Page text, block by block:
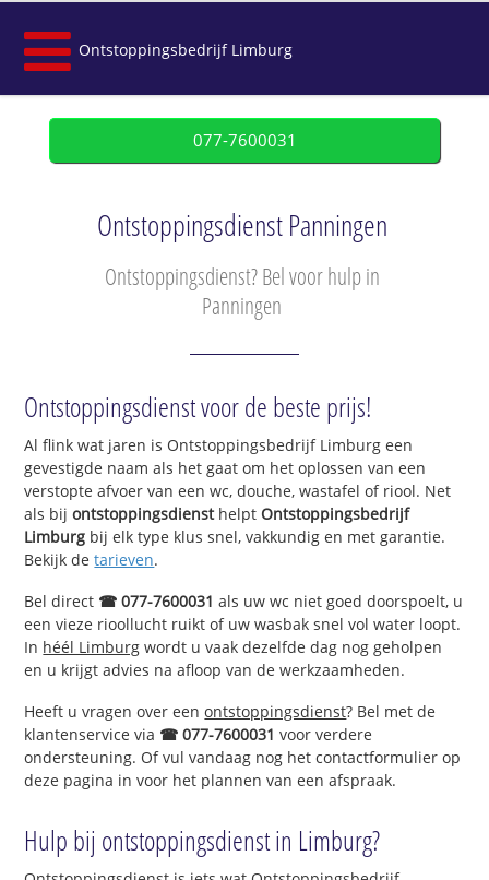
Ontstoppingsbedrijf Limburg
077-7600031
Ontstoppingsdienst Panningen
Ontstoppingsdienst? Bel voor hulp in
Panningen
Ontstoppingsdienst voor de beste prijs!
Al flink wat jaren is Ontstoppingsbedrijf Limburg een
gevestigde naam als het gaat om het oplossen van een
verstopte afvoer van een wc, douche, wastafel of riool. Net
als bijontstoppingsdiensthelptOntstoppingsbedrijf
Limburg bij elk type klus snel, vakkundig en met garantie.
Bekijk detarieven.
Bel direct ☎ 077-7600031 als uw wc niet goed doorspoelt, u
een vieze rioollucht ruikt of uw wasbak snel vol water loopt.
In héél Limburg wordt u vaak dezelfde dag nog geholpen
en u krijgt advies na afloop van de werkzaamheden.
Heeft u vragen over eenontstoppingsdienst? Bel met de
klantenservice via ☎ 077-7600031 voor verdere
ondersteuning. Of vul vandaag nog het contactformulier op
deze pagina in voor het plannen van een afspraak.
Hulp bij ontstoppingsdienst in Limburg?